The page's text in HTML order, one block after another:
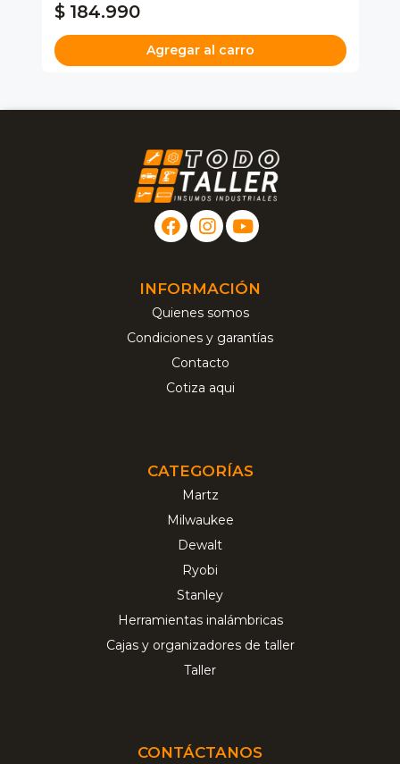
$ 184.990
Agregar al carro
INFORMACIÓN
Quienes somos
Condiciones y garantías
Contacto
Cotiza aqui
CATEGORÍAS
Martz
Milwaukee
Dewalt
Ryobi
Stanley
Herramientas inalámbricas
Cajas y organizadores de taller
Taller
CONTÁCTANOS